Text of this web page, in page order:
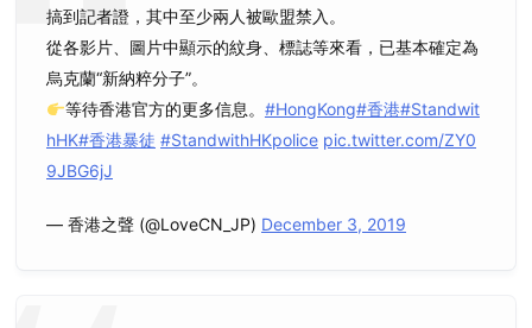
搞到記者證，其中至少兩人被歐盟禁入。
從各影片、圖片中顯示的紋身、標誌等來看，已基本確定為
烏克蘭“新納粹分子”。
等待香港官方的更多信息。 #HongKong#香港#Standwit
hHK#香港暴徒 #StandwithHKpolice pic.twitter.com/ZY0
9JBG6jJ
— 香港之聲 (@LoveCN_JP) December 3, 2019